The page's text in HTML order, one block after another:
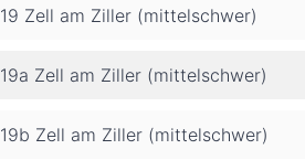
19 Zell am Ziller (mittelschwer)
19a Zell am Ziller (mittelschwer)
19b Zell am Ziller (mittelschwer)